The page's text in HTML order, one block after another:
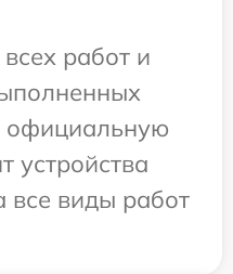
работ и
официальную
устройства
все виды работ